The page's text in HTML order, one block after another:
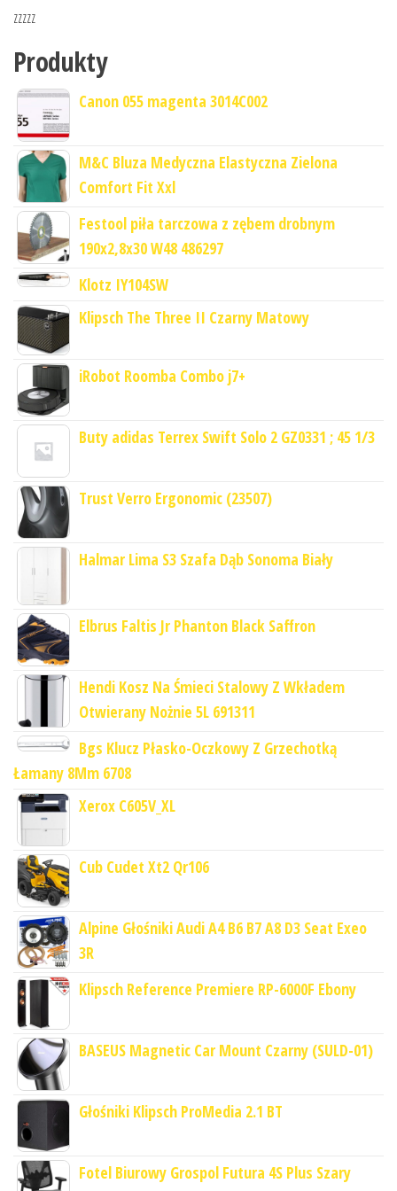
zzzzz
Produkty
Canon 055 magenta 3014C002
M&C Bluza Medyczna Elastyczna Zielona
Comfort Fit Xxl
Festool piła tarczowa z zębem drobnym
190x2,8x30 W48 486297
Klotz IY104SW
Klipsch The Three II Czarny Matowy
iRobot Roomba Combo j7+
Buty adidas Terrex Swift Solo 2 GZ0331 ; 45 1/3
Trust Verro Ergonomic (23507)
Halmar Lima S3 Szafa Dąb Sonoma Biały
Elbrus Faltis Jr Phanton Black Saffron
Hendi Kosz Na Śmieci Stalowy Z Wkładem
Otwierany Nożnie 5L 691311
Bgs Klucz Płasko-Oczkowy Z Grzechotką
Łamany 8Mm 6708
Xerox C605V_XL
Cub Cudet Xt2 Qr106
Alpine Głośniki Audi A4 B6 B7 A8 D3 Seat Exeo
3R
Klipsch Reference Premiere RP-6000F Ebony
BASEUS Magnetic Car Mount Czarny (SULD-01)
Głośniki Klipsch ProMedia 2.1 BT
Fotel Biurowy Grospol Futura 4S Plus Szary